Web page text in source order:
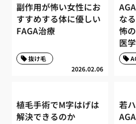
副作用が怖い女性にお
すすめする体に優しい
FAGA治療
2026.02.06
抜け毛
な
怖
医
植毛手術でM字はげは
解決できるのか
若